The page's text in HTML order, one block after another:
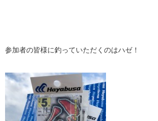
参加者の皆様に釣っていただくのはハゼ！